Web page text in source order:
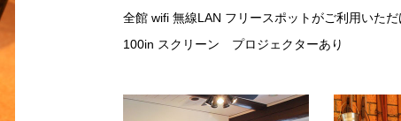
全館 wifi 無線LAN フリースポットがご利用いただ
100in スクリーン プロジェクターあり